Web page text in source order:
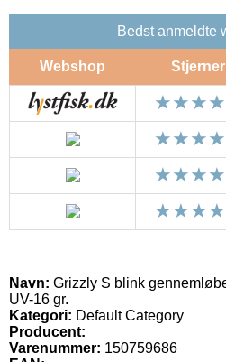
Bedst anmeldte
Webshop Stjerner
Navn: Grizzly S blink
UV-16 gr.
Kategori: Default Category
Producent:
Varenummer: 150759686